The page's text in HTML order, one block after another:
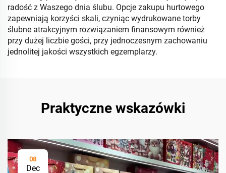
radość z Waszego dnia ślubu. Opcje zakupu hurtowego
zapewniają korzyści skali, czyniąc wydrukowane torby
ślubne atrakcyjnym rozwiązaniem finansowym również
przy dużej liczbie gości, przy jednoczesnym zachowaniu
jednolitej jakości wszystkich egzemplarzy.
Praktyczne wskazówki
08
Dec